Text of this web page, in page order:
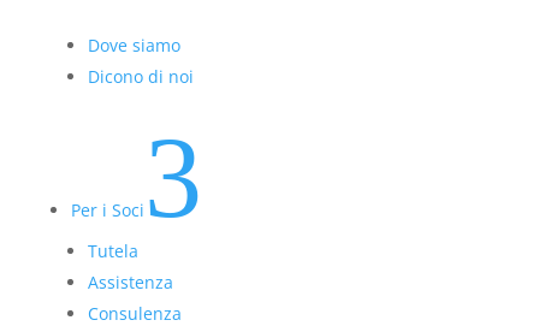
Dove siamo
Dicono di noi
Per i Soci 3
Tutela
Assistenza
Consulenza